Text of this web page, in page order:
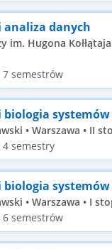
danych
im. Hugona
semestrów
systemów
• Warszawa • II
semestry
systemów
• Warszawa • I
semestrów